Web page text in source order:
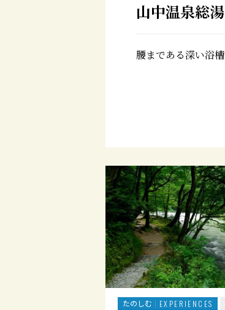
山中温泉総
腰まである深い浴
たのしむ EXPERIENCES